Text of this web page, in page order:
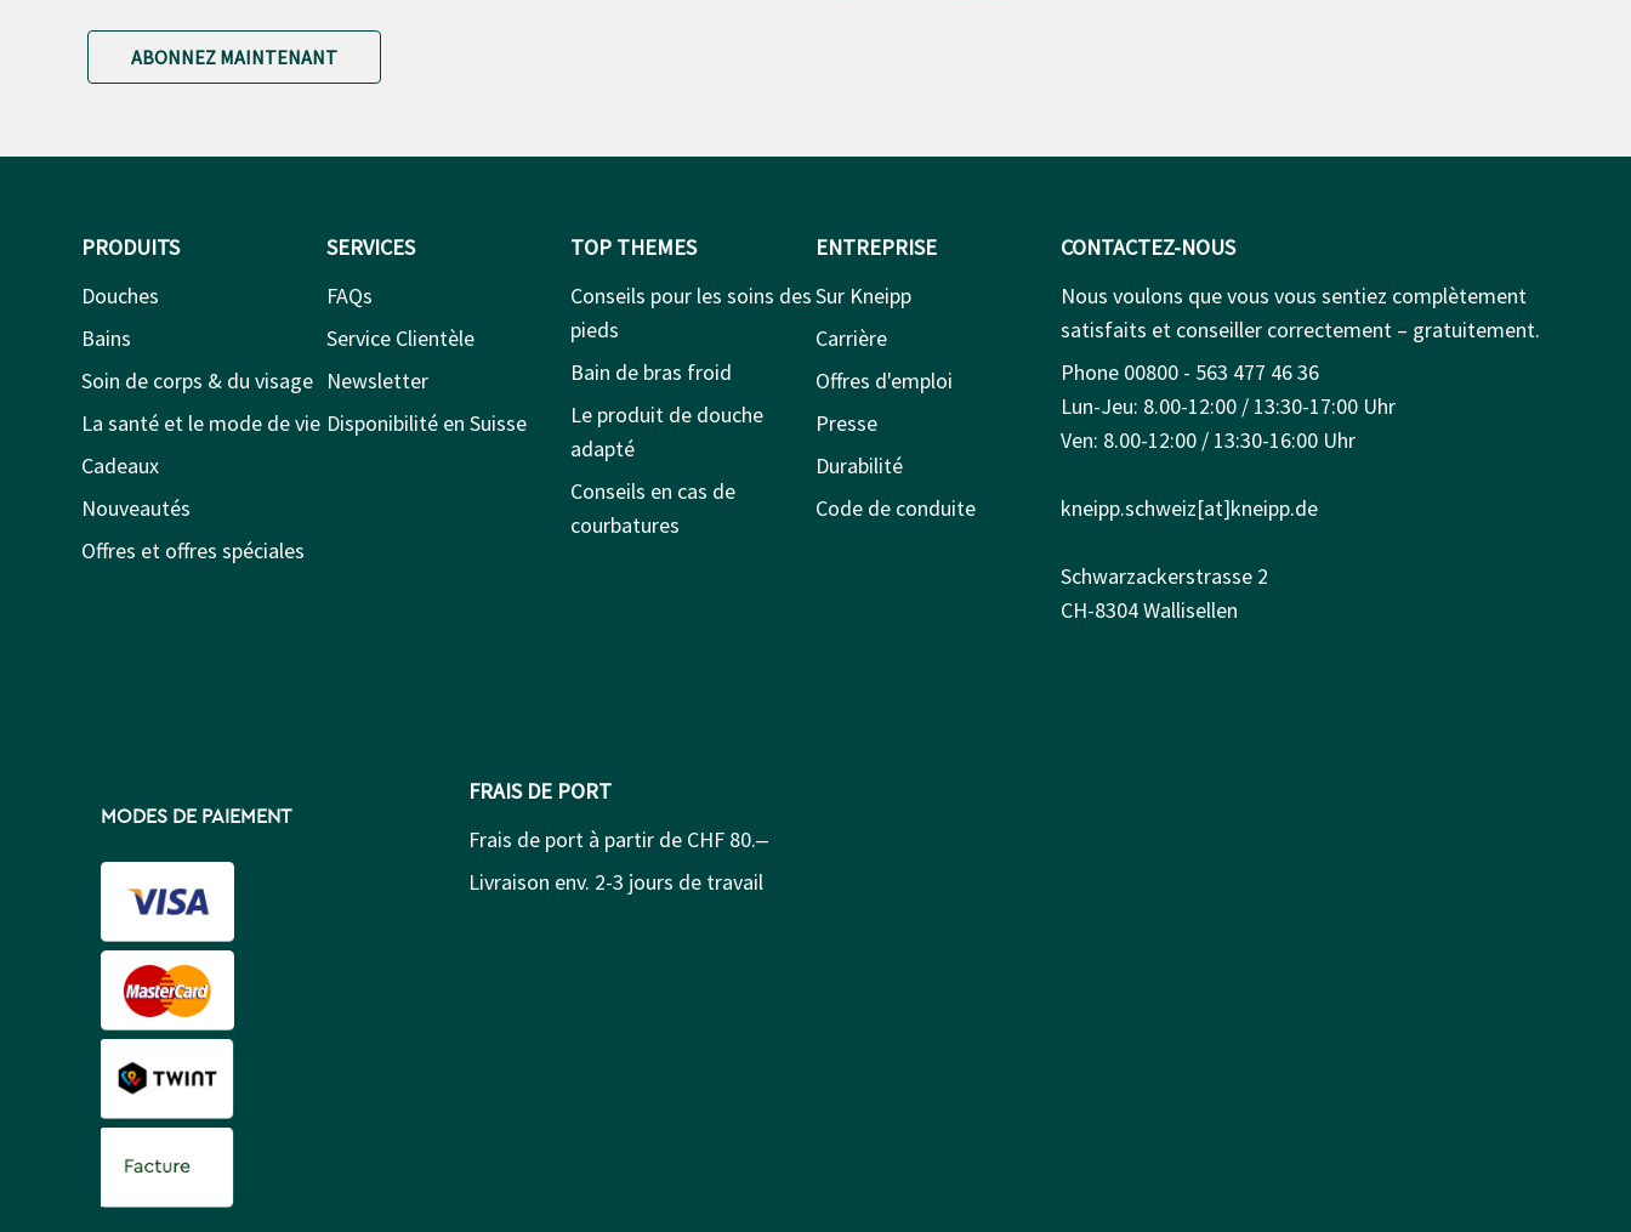
ABONNEZ MAINTENANT
PRODUITS
Douches
Bains
Soin de corps & du visage
La santé et le mode de vie
Cadeaux
Nouveautés
Offres et offres spéciales
SERVICES
FAQs
Service Clientèle
Newsletter
Disponibilité en Suisse
TOP THEMES
Conseils pour les soins des
pieds
Bain de bras froid
Le produit de douche
adapté
Conseils en cas de
courbatures
ENTREPRISE
Sur Kneipp
Carrière
Offres d'emploi
Presse
Durabilité
Code de conduite
CONTACTEZ-NOUS
Nous voulons que vous vous sentiez complètement
satisfaits et conseiller correctement – gratuitement.
Phone 00800 - 563 477 46 36
Lun-Jeu: 8.00-12:00 / 13:30-17:00 Uhr
Ven: 8.00-12:00 / 13:30-16:00 Uhr
kneipp.schweiz[at]kneipp.de
Schwarzackerstrasse 2
CH-8304 Wallisellen
MODES DE PAIEMENT
FRAIS DE PORT
Frais de port à partir de CHF 80.‒
Livraison env. 2-3 jours de travail